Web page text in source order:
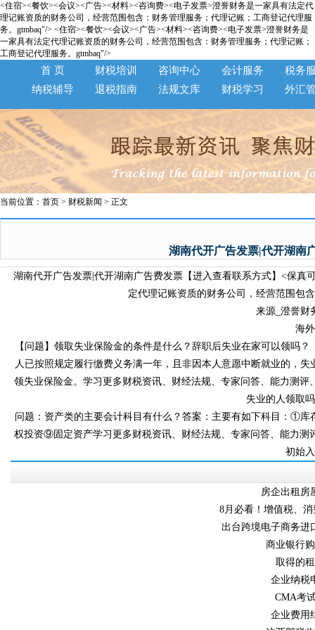
<住宿><餐饮><会议><广告><材料><咨询费><电子发票>澄誉财务是一家具有法定代
理记账资质的财务公司，经营范围包含：财务管理服务；代理记账；工商登记代理服
务。gtmbaq"/> <住宿><餐饮><会议><广告><材料><咨询费><电子发票>澄誉财务是
一家具有法定代理记账资质的财务公司，经营范围包含：财务管理服务；代理记账；
工商登记代理服务。gtmbaq"/>
首 页 财税培训 咨询中心 会计服务
税务
纳税辅导
退税指南 法规文库 财税学习 外汇
当前位置： 首页 > 财税新闻 > 正文
湖南代开广告发票|代开湖南
湖南代开广告发票|代开湖南广告费发票【进入查看联系方式】<保真
定代理记账资质的财务公司，经营范围包含
来源_澄誉财
海
【问题】领取失业保险金的条件是什么？辞职后失业在家可以领吗
人已按照规定履行缴费义务满一年，且非因本人意愿中断就业的，
领失业保险金。学习更多财税资讯、财经法规、专家问答、
失业的人领取吗
问题：资产类的主要会计科目有什么？答案：主要有如
权投资⑨固定资产学习更多财税资讯、财经法规、专家问答、
初始入
房企出租房
8月必看！增值税
出台跨境电子商务进
商业银行购
取得的租
企业纳税申
CMA考试
企业费用结